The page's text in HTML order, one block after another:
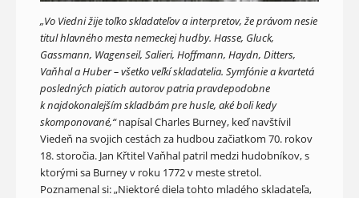
„Vo Viedni žije toľko skladateľov a interpretov, že právom nesie
titul hlavného mesta nemeckej hudby. Hasse, Gluck,
Gassmann, Wagenseil, Salieri, Hoffmann, Haydn, Ditters,
Vaňhal a Huber – všetko veľkí skladatelia. Symfónie a kvartetá
posledných piatich autorov patria pravdepodobne
k najdokonalejším skladbám pre husle, aké boli kedy
skomponované,“napísal Charles Burney, keď navštívil
Viedeň na svojich cestách za hudbou začiatkom 70. rokov
18. storočia. Jan Křtitel Vaňhal patril medzi hudobníkov, s
ktorými sa Burney v roku 1772 v meste stretol.
Poznamenal si: „Niektoré diela tohto mladého skladateľa,